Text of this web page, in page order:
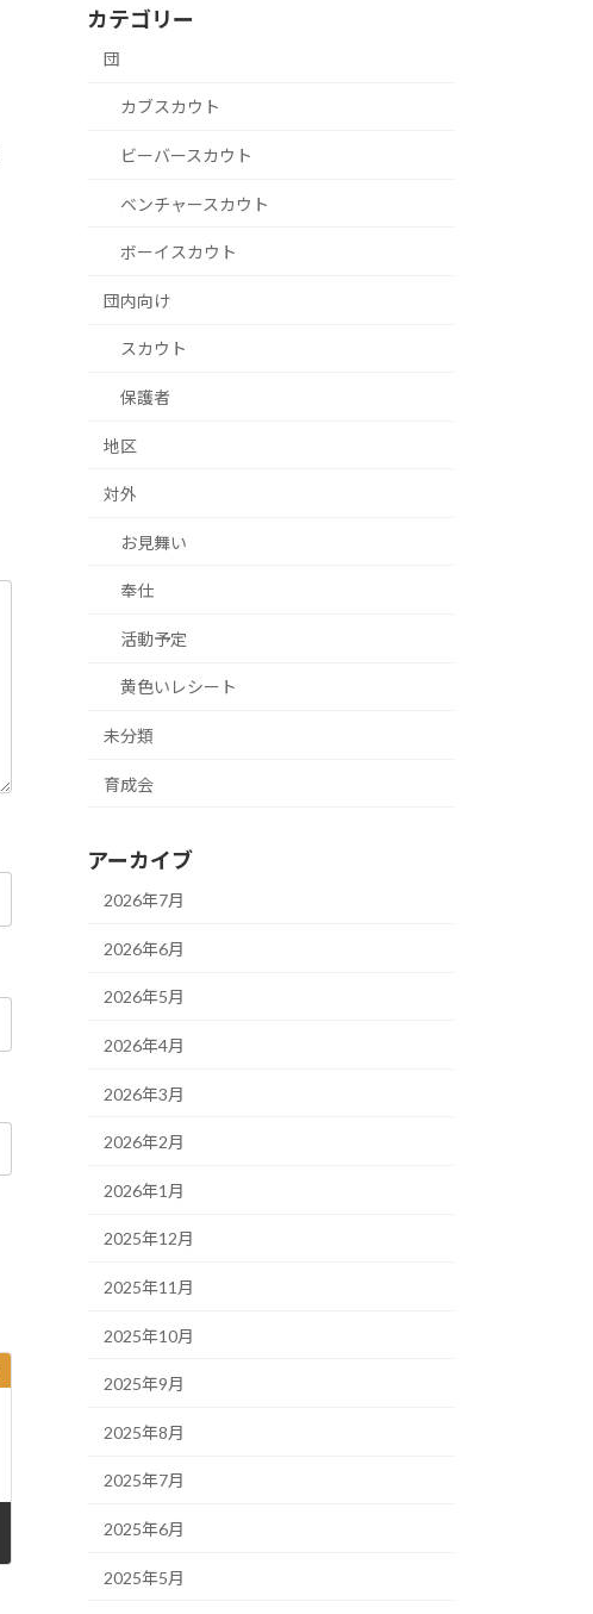
カテゴリー
団
カブスカウト
ビーバースカウト
ベンチャースカウト
ボーイスカウト
団内向け
スカウト
保護者
地区
対外
お見舞い
奉仕
活動予定
黄色いレシート
未分類
育成会
アーカイブ
2026年7月
2026年6月
2026年5月
2026年4月
2026年3月
2026年2月
2026年1月
2025年12月
2025年11月
2025年10月
2025年9月
2025年8月
2025年7月
2025年6月
2025年5月